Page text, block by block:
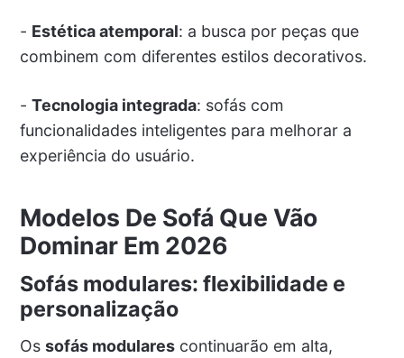
- Estética atemporal: a busca por peças que
combinem com diferentes estilos decorativos.
- Tecnologia integrada: sofás com
funcionalidades inteligentes para melhorar a
experiência do usuário.
Modelos De Sofá Que Vão
Dominar Em 2026
Sofás modulares: flexibilidade e
personalização
Os sofás modularescontinuarão em alta,